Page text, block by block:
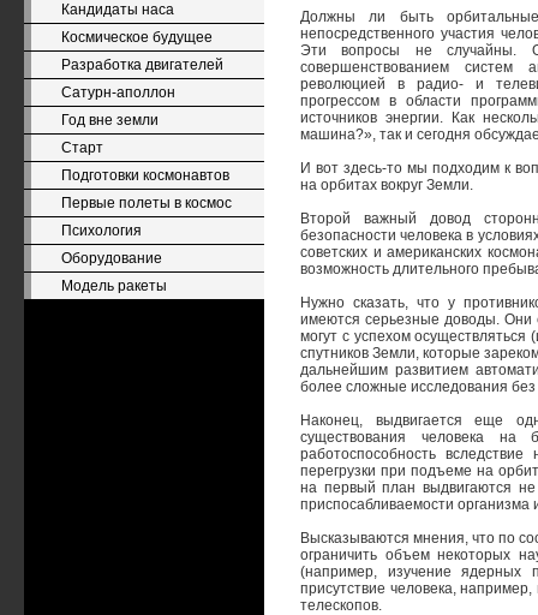
Кандидаты наса
Космическое будущее
Разработка двигателей
Сатурн-аполлон
Год вне земли
Старт
Подготовки космонавтов
Первые полеты в космос
Психология
Оборудование
Модель ракеты
Должны ли быть
непосредственного участия
Эти вопросы не случайны.
совершенствованием систем
революцией в радио- и
прогрессом в области
источников энергии. Как
машина?», так и сегодня
И вот здесь-то мы подходим к
на орбитах вокруг Земли.
Второй важный довод
безопасности человека в
советских и американских
возможность длительного
Нужно сказать, что у
имеются серьезные доводы. Они
могут с успехом
спутников Земли, которые
дальнейшим развитием
более сложные исследования без
Наконец, выдвигается еще
существования человека на
работоспособность
перегрузки при подъеме на
на первый план выдвигаются
приспосабливаемости организма
Высказываются мнения, что по
ограничить объем некоторых
(например, изучение ядерных
присутствие человека,
телескопов.